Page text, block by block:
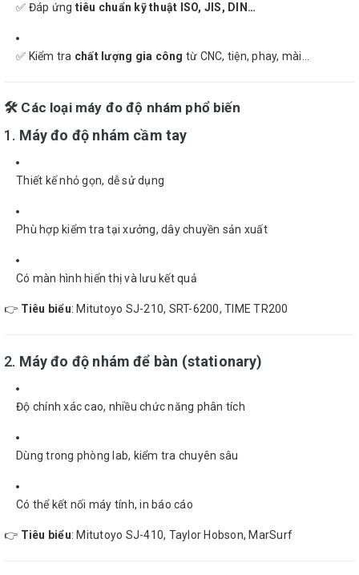
✅ Đáp ứng tiêu chuẩn kỹ thuật ISO, JIS, DIN…
✅ Kiểm tra chất lượng gia công từ CNC, tiện, phay, mài…
🛠 Các loại máy đo độ nhám phổ biến
1. Máy đo độ nhám cầm tay
Thiết kế nhỏ gọn, dễ sử dụng
Phù hợp kiểm tra tại xưởng, dây chuyền sản xuất
Có màn hình hiển thị và lưu kết quả
👉 Tiêu biểu: Mitutoyo SJ-210, SRT-6200, TIME TR200
2. Máy đo độ nhám để bàn (stationary)
Độ chính xác cao, nhiều chức năng phân tích
Dùng trong phòng lab, kiểm tra chuyên sâu
Có thể kết nối máy tính, in báo cáo
👉 Tiêu biểu: Mitutoyo SJ-410, Taylor Hobson, MarSurf